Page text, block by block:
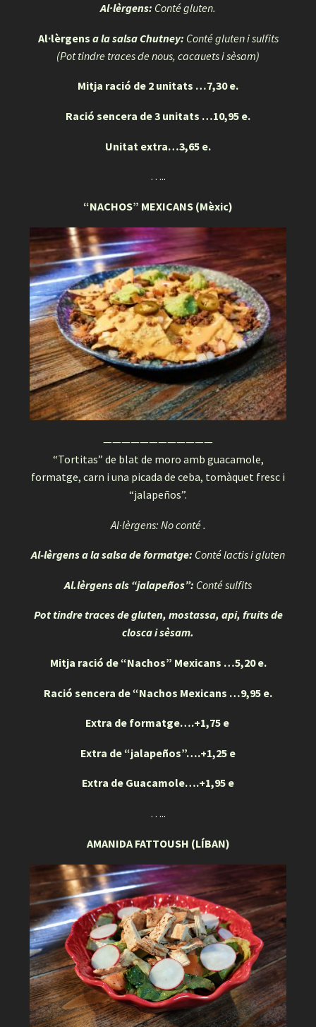
Al·lèrgens: Conté gluten.
Al·lèrgens a la salsa Chutney: Conté gluten i sulfits
(Pot tindre traces de nous, cacauets i sèsam)
Mitja ració de 2 unitats …7,30 e.
Ració sencera de 3 unitats …10,95 e.
Unitat extra…3,65 e.
…..
“NACHOS” MEXICANS (Mèxic)
————————————
“Tortitas” de blat de moro amb guacamole,
formatge, carn i una picada de ceba, tomàquet fresc i
“jalapeños”.
Al·lèrgens: No conté .
Al-lèrgens a la salsa de formatge: Conté lactis i gluten
Al.lèrgens als “jalapeños”: Conté sulfits
Pot tindre traces de gluten, mostassa, api, fruits de
closca i sèsam.
Mitja ració de “Nachos” Mexicans …5,20 e.
Ració sencera de “Nachos Mexicans …9,95 e.
Extra de formatge….+1,75 e
Extra de “jalapeños”….+1,25 e
Extra de Guacamole….+1,95 e
…..
AMANIDA FATTOUSH (LÍBAN)